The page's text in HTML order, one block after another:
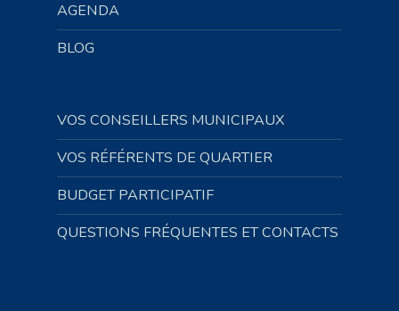
AGENDA
BLOG
VOS CONSEILLERS MUNICIPAUX
VOS RÉFÉRENTS DE QUARTIER
BUDGET PARTICIPATIF
QUESTIONS FRÉQUENTES ET CONTACTS